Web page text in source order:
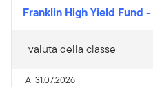
Franklin High Yield Fund -
valuta della classe
Al 31.07.2026